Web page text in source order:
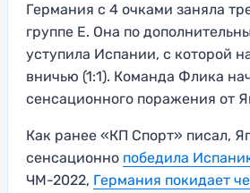
Германия с 4 очками заняла
группе Е. Она по
уступила Испании, с которой
вничью (1:1). Команда Флика
сенсационного поражения от
Как ранее «КП Спорт» писал,
сенсационно победила
ЧМ-2022, Германия покидает